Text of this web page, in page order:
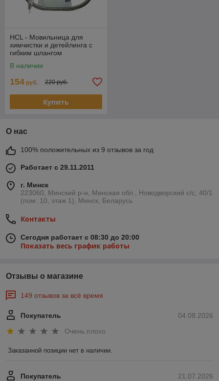
HCL - Мовильница для
химчистки и детейлинга с
гибким шлангом
В наличии
154 руб. 220 руб.
Купить
О нас
100% положительных из 9 отзывов за год
Работает с 29.11.2011
г. Минск
223060, Минский р-н, Минская обл., Новодворский с/с, 40/1
(пом. 10, этаж 1), Минск, Беларусь
Контакты
Сегодня работает с 08:30 до 20:00
Показать весь график работы
Отзывы о магазине
149 отзывов за всё время
04.08.2026
Покупатель
Очень плохо
Заказанной позиции нет в наличии.
21.07.2026
Покупатель